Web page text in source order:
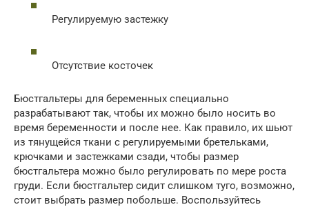
Регулируемую застежку
Отсутствие косточек
Бюстгальтеры для беременных специально
разрабатывают так, чтобы их можно было носить во
время беременности и после нее. Как правило, их шьют
из тянущейся ткани с регулируемыми бретельками,
крючками и застежками сзади, чтобы размер
бюстгальтера можно было регулировать по мере роста
груди. Если бюстгальтер сидит слишком туго, возможно,
стоит выбрать размер побольше. Воспользуйтесь